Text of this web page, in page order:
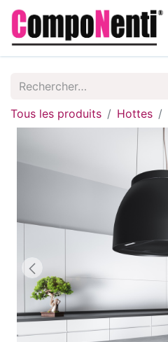
Tous les produits Hottes